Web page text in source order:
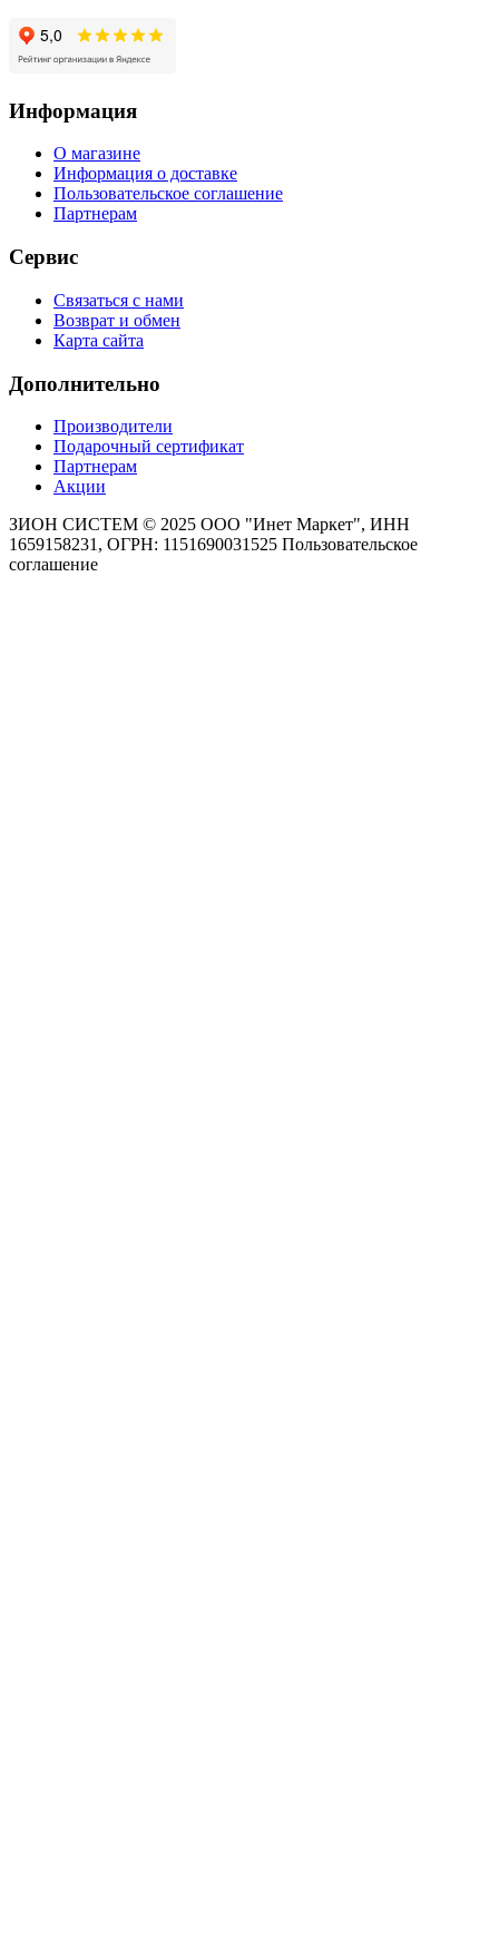
Информация
О магазине
Информация о доставке
Пользовательское соглашение
Партнерам
Сервис
Связаться с нами
Возврат и обмен
Карта сайта
Дополнительно
Производители
Подарочный сертификат
Партнерам
Акции
ЗИОН СИСТЕМ © 2025 ООО "Инет Маркет", ИНН
1659158231, ОГРН: 1151690031525 Пользовательское
соглашение